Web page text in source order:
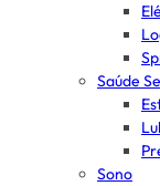
Saúde
Sono